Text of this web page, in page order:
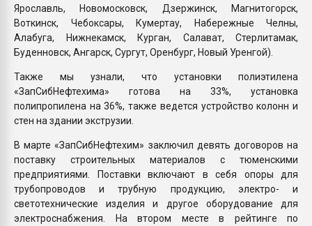
Ярославль, Новомосковск, Дзержинск, Магнитогорск,
Воткинск, Чебоксары, Кумертау, Набережные Челны,
Алабуга, Нижнекамск, Курган, Салават, Стерлитамак,
Буденновск, Ангарск, Сургут, Оренбург, Новый Уренгой).
Также мы узнали, что установки полиэтилена
«ЗапСибНефтехима» готова на 33%, установка
полипропилена на 36%, также ведется устройство колонн и
стен на здании экструзии.
В марте «ЗапСибНефтехим» заключил девять договоров на
поставку строительных материалов с тюменскими
предприятиями. Поставки включают в себя опоры для
трубопроводов и трубную продукцию, электро- и
светотехнические изделия и другое оборудование для
электроснабжения. На втором месте в рейтинге по